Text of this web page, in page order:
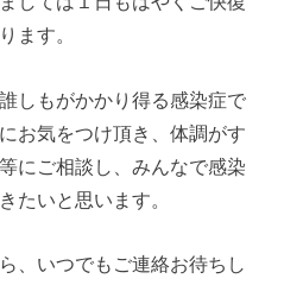
ます。
しもがかかり得る感染症で
お気をつけ頂き、体調がす
にご相談し、みんなで感染
たいと思います。
、いつでもご連絡お待ちし